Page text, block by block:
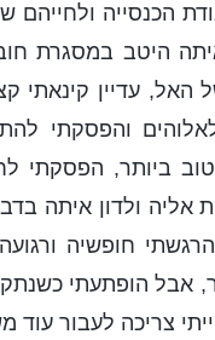
הכנסייה ולחייהם
היטב במסגרת
האל, עדיין קינאתי
והפסקתי
ביותר, הפסקתי
אליה ולדון איתה
חופשיה
אבל הופתעתי
צריכה לעבור עוד